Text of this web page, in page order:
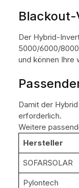
Der Hybrid-
5000/6000/
und können Ihre
Damit der
erforderlich.
Weitere
Hersteller
SOFARSOLAR
Pylontech